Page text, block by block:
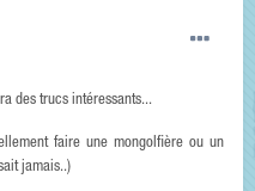
des trucs intéressants...
faire une mongolfière ou un
jamais..)